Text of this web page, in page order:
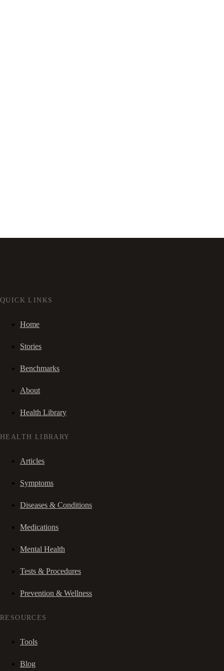
QUICK LINKS
Home
Stories
Benchmarks
About
Health Library
HEALTH LIBRARY
Articles
Symptoms
Diseases & Conditions
Medications
Mental Health
Tests & Procedures
Prevention & Wellness
RESOURCES
Tools
Blog